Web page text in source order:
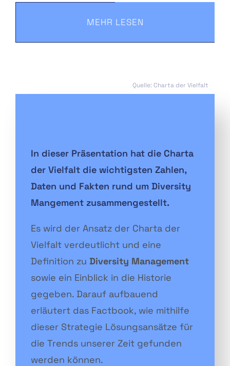
MEHR LESEN
Quelle: Charta der Vielfalt
In dieser Präsentation hat die Charta
der Vielfalt die wichtigsten Zahlen,
Daten und Fakten rund um Diversity
Mangement zusammengestellt.
Es wird der Ansatz der Charta der
Vielfalt verdeutlicht und eine
Definition zu Diversity Management
sowie ein Einblick in die Historie
gegeben. Darauf aufbauend
erläutert das Factbook, wie mithilfe
dieser Strategie Lösungsansätze für
die Trends unserer Zeit gefunden
werden können.